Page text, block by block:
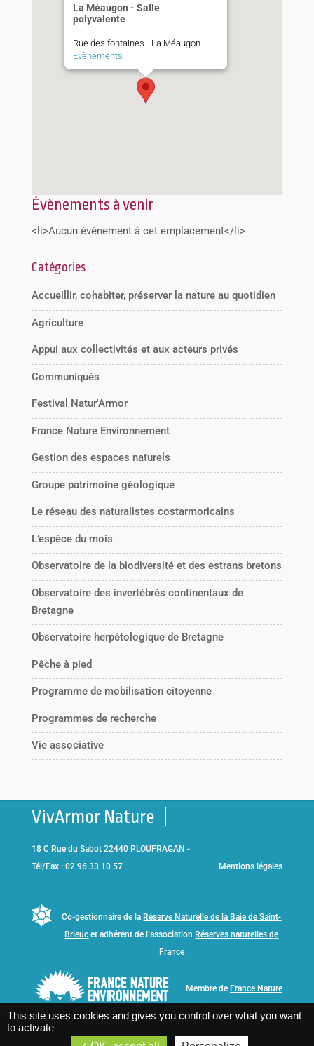
La Méaugon - Salle
polyvalente
Rue des fontaines - La Méaugon
Évènements
Évènements à venir
<li>Aucun évènement à cet emplacement</li>
Catégories
Accueillir, cohabiter, préserver la nature au quotidien
Agriculture
Appui aux collectivités et aux acteurs privés
Communiqués
Festival Natur'Armor
France Nature Environnement
Gestion des espaces naturels
Groupe patrimoine géologique
Le réseau des naturalistes costarmoricains
L’espèce du mois
Observatoire de la biodiversité et des estrans bretons
Observatoire des invertébrés continentaux de
Bretagne
Observatoire herpétologique de Bretagne
Pêche à pied
Programme de mobilisation citoyenne
Programmes de recherche
Vie associative
VivArmor Nature
18 C Rue du Sabot 22440 PLOUFRAGAN -
Tél/Fax : 02 96 33 10 57
Mentions légales
Co-gestionnaire de la Réserve Naturelle de la Baie de Saint-
Brieuc et adhérent de l’association Réserves naturelles de
France
Membre de France Nature
This site uses cookies and gives you control over what you want
to activate